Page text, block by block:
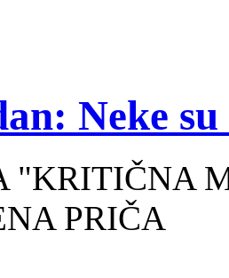
Neke
"KRITIČNA
PRIČA